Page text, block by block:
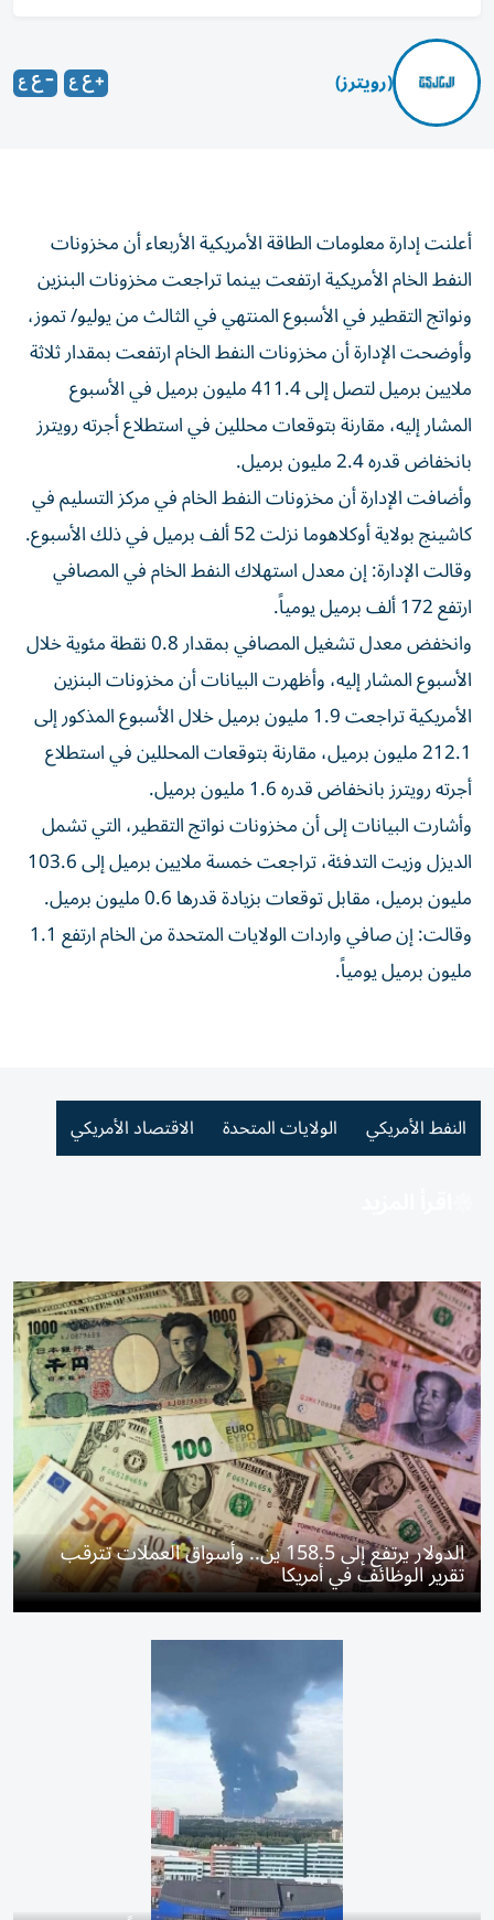
(رويترز)
أعلنت إدارة معلومات الطاقة الأمريكية الأربعاء أن مخزونات
النفط ‌الخام الأمريكية ارتفعت بينما تراجعت مخزونات البنزين
ونواتج ​التقطير ⁠في الأسبوع المنتهي في الثالث ‌من يوليو/ تموز،
وأوضحت ‌الإدارة أن مخزونات النفط الخام ارتفعت بمقدار ثلاثة
ملايين برميل لتصل إلى 411.4 ‌مليون برميل في الأسبوع
المشار إليه، ⁠مقارنة بتوقعات محللين في استطلاع أجرته رويترز
بانخفاض قدره 2.4 مليون برميل.
وأضافت الإدارة أن مخزونات النفط الخام في مركز التسليم في
كاشينج بولاية أوكلاهوما نزلت 52 ألف برميل ​في ذلك الأسبوع.
وقالت الإدارة: إن معدل ‌استهلاك النفط الخام في المصافي
ارتفع 172 ألف برميل يومياً.
وانخفض معدل تشغيل المصافي ⁠بمقدار 0.8 نقطة مئوية خلال
الأسبوع المشار إليه، وأظهرت البيانات أن مخزونات البنزين
الأمريكية تراجعت 1.9 ​مليون برميل ‌خلال الأسبوع المذكور إلى
212.1 ‌مليون برميل، مقارنة بتوقعات المحللين في استطلاع
أجرته رويترز بانخفاض قدره 1.6 مليون برميل.
وأشارت البيانات ‌إلى أن ‌مخزونات نواتج التقطير، ⁠التي تشمل
الديزل وزيت التدفئة، تراجعت ‌خمسة ملايين برميل إلى 103.6
مليون برميل، مقابل توقعات بزيادة قدرها ⁠0.6 مليون برميل.
وقالت: إن صافي ​واردات الولايات المتحدة من الخام ارتفع 1.1
مليون برميل يومياً.
النفط الأمريكي الولايات المتحدة الاقتصاد الأمريكي
الدولار يرتفع إلى 158.5 ين.. وأسواق العملات تترقب
تقرير الوظائف في أمريكا